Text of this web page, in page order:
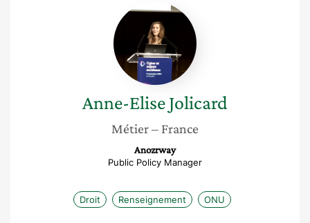
Anne-
Elise
Jolicard
Anne-EliseJolicard
Métier– France
Anozrway
Public Policy Manager
Droit Renseignement ONU